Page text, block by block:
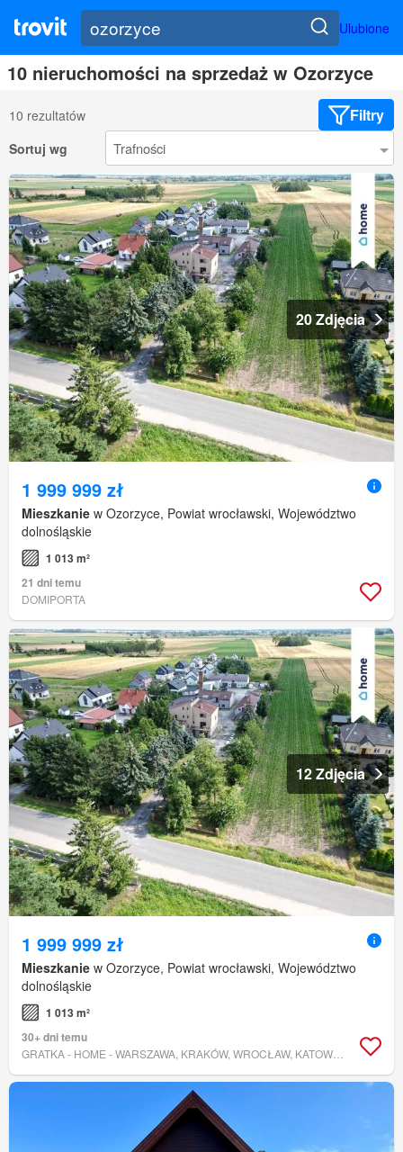
Ulubione
10 nieruchomości na sprzedaż w Ozorzyce
10 rezultatów Filtry
Sortuj wg
20 Zdjęcia
1 999 999 zł
Mieszkanie w Ozorzyce, Powiat wrocławski, Województwo
dolnośląskie
1 013 m²
21 dni temu
DOMIPORTA
12 Zdjęcia
1 999 999 zł
Mieszkanie w Ozorzyce, Powiat wrocławski, Województwo
dolnośląskie
1 013 m²
30+ dni temu